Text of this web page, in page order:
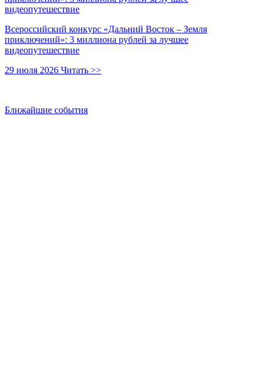
Всероссийский конкурс «Дальний Восток – Земля
приключений»: 3 миллиона рублей за лучшее
видеопутешествие
29 июля 2026 Читать >>
Ближайшие события